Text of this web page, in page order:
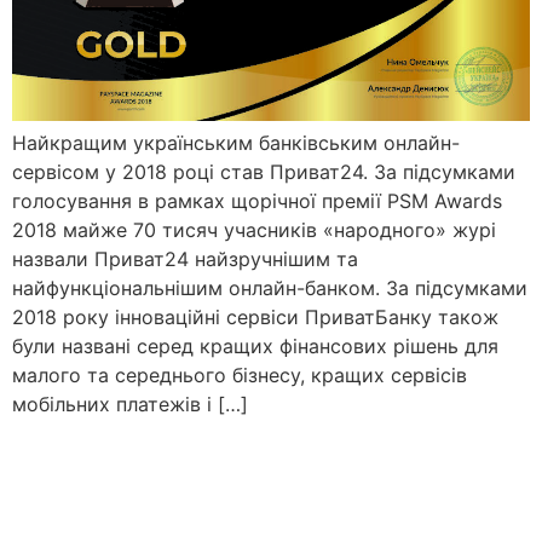
Найкращим українським банківським онлайн-
сервісом у 2018 році став Приват24. За підсумками
голосування в рамках щорічної премії PSM Awards
2018 майже 70 тисяч учасників «народного» журі
назвали Приват24 найзручнішим та
найфункціональнішим онлайн-банком. За підсумками
2018 року інноваційні сервіси ПриватБанку також
були названі серед кращих фінансових рішень для
малого та середнього бізнесу, кращих сервісів
мобільних платежів і […]